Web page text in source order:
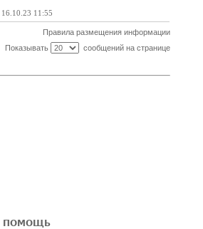
16.10.23 11:55
Правила размещения информации
Показывать
сообщений на странице
ПОМОЩЬ